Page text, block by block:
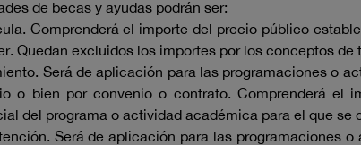
de becas y ayudas podrán ser:
Comprenderá el importe del precio público
Quedan excluidos los importes por los conceptos
Será de aplicación para las programaciones o
o bien por convenio o contrato. Comprenderá
del programa o actividad académica para el que se
Será de aplicación para las programaciones